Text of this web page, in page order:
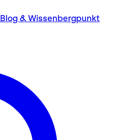
Blog & Wissenbergpunkt